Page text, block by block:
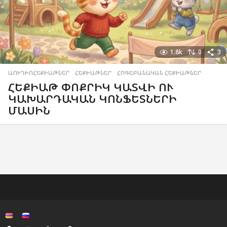
1.8k 0 3
ԱՈՒԴԻՈՀԵՔԻԱԹՆԵՐ ,ՀԵՔԻԱԹՆԵՐ ,ՀՈԳԵԲԱՆԱԿԱՆ ՀԵՔԻԱԹՆԵՐ
ՀԵՔԻԱԹ ՓՈՔՐԻԿ ԿԱՏՎԻ ՈՒ
ԿԱԽԱՐԴԱԿԱՆ ԿՈՆՖԵՏՆԵՐԻ
ՄԱՍԻՆ